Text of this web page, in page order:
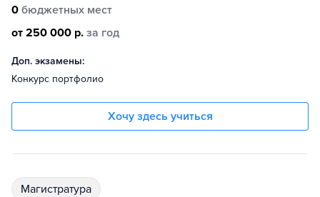
0 бюджетных мест
от 250 000 р. за год
Доп. экзамены:
Конкурс портфолио
Хочу здесь учиться
магистратура